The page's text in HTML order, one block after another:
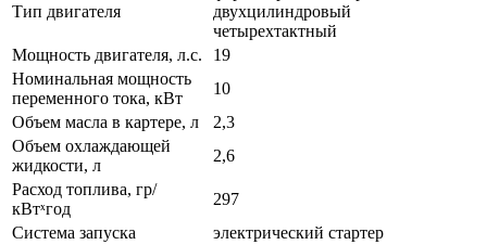
Тип двигателя
двухцилиндровый
четырехтактный
Мощность двигателя, л.с.
19
Номинальная мощность
переменного тока, кВт
10
Объем масла в картере, л
2,3
Объем охлаждающей
жидкости, л
2,6
Расход топлива, гр/
кВтˣгод
297
Система запуска
электрический стартер